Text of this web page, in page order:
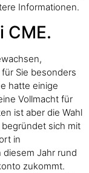
Informationen.
CME.
Sie besonders
hatte einige
Vollmacht für
ist aber die Wahl
sich mit
in
Jahr rund
zukommt.